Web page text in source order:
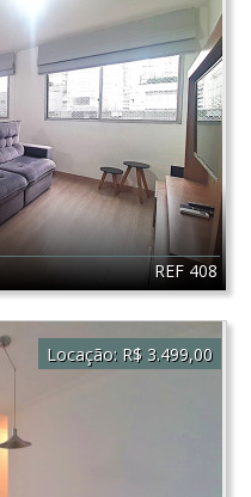
REF 408
Locação: R$ 3.499,00